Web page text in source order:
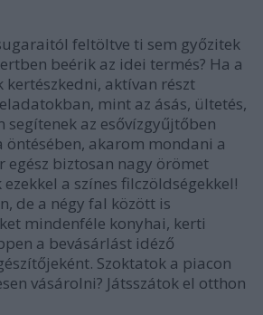
feltöltve ti sem győzitek
beérik az idei termés? Ha a
kertészkedni, aktívan részt
mint az ásás, ültetés,
segítenek az esővízgyűjtőben
akarom mondani a
egész biztosan nagy örömet
a színes filczöldségekkel!
de a négy fal között is
mindenféle konyhai, kerti
a bevásárlást idéző
Szoktatok a piacon
vásárolni? Játsszátok el otthon